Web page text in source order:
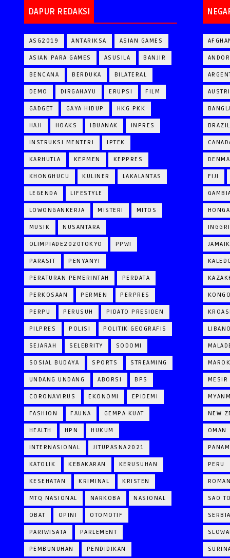
DAPUR REDAKSI
ASG2019 ANTARIKSA ASIAN GAMES
ASIAN PARA GAMES ASUSILA BANJIR
BENCANA BERDUKA BILATERAL
DEMO DIRGAHAYU ERUPSI FILM
GADGET GAYA HIDUP HKG PKK
HAJI HOAKS IBUANAK INPRES
INSTRUKSI MENTERI IPTEK
KARHUTLA KEPMEN KEPPRES
KHONGHUCU KULINER LAKALANTAS
LEGENDA LIFESTYLE
LOWONGANKERJA MISTERI MITOS
MUSIK NUSANTARA
OLIMPIADE2020TOKYO PPWI
PARASIT PENYANYI
PERATURAN PEMERINTAH PERDATA
PERKOSAAN PERMEN PERPRES
PERPU PERUSUH PIDATO PRESIDEN
PILPRES POLISI POLITIK GEOGRAFIS
SEJARAH SELEBRITY SODOMI
SOSIAL BUDAYA SPORTS STREAMING
UNDANG UNDANG ABORSI BPS
CORONAVIRUS EKONOMI EPIDEMI
FASHION FAUNA GEMPA KUAT
HEALTH HPN HUKUM
INTERNASIONAL JITUPASNA2021
KATOLIK KEBAKARAN KERUSUHAN
KESEHATAN KRIMINAL KRISTEN
MTQ NASIONAL NARKOBA NASIONAL
OBAT OPINI OTOMOTIF
PARIWISATA PARLEMENT
PEMBUNUHAN PENDIDIKAN
BRAZIL
FIJI
MESIR
NEW
OMAN
PERU
SAO